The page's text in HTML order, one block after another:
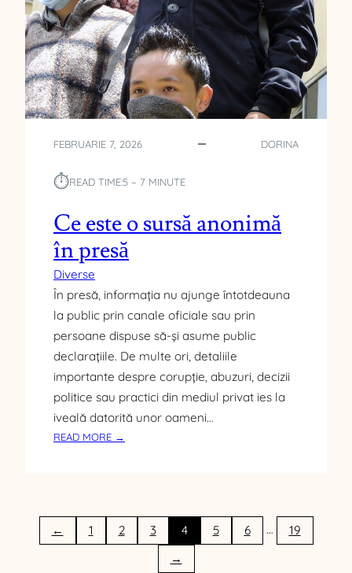
G
H
I
M
P
E
FEBRUARIE 7, 2026 DORINA
⏱︎READ TIME:5 – 7 MINUTE
Ce este o sursă anonimă
în presă
Diverse
În presă, informația nu ajunge întotdeauna
la public prin canale oficiale sau prin
persoane dispuse să-și asume public
declarațiile. De multe ori, detaliile
importante despre corupție, abuzuri, decizii
politice sau practici din mediul privat ies la
iveală datorită unor oameni…
READ MORE →
E
← 1 2 3 4 5 6 …
19
→